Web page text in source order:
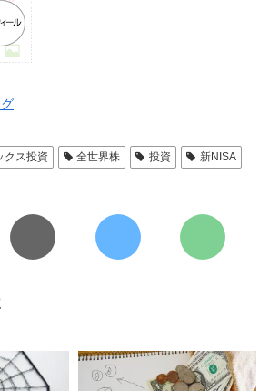
クス投資 全世界株 投資 新NISA